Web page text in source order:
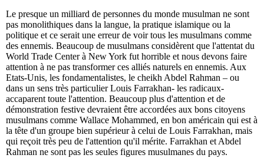
Le presque un milliard de personnes du monde musulman ne sont
pas monolithiques dans la langue, la pratique islamique ou la
politique et ce serait une erreur de voir tous les musulmans comme
des ennemis. Beaucoup de musulmans considèrent que l'attentat du
World Trade Center à New York fut horrible et nous devons faire
attention à ne pas transformer ces alliés naturels en ennemis. Aux
Etats-Unis, les fondamentalistes, le cheikh Abdel Rahman – ou
dans un sens très particulier Louis Farrakhan- les radicaux-
accaparent toute l'attention. Beaucoup plus d'attention et de
démonstration festive devraient être accordées aux bons citoyens
musulmans comme Wallace Mohammed, en bon américain qui est à
la tête d'un groupe bien supérieur à celui de Louis Farrakhan, mais
qui reçoit très peu de l'attention qu'il mérite. Farrakhan et Abdel
Rahman ne sont pas les seules figures musulmanes du pays.